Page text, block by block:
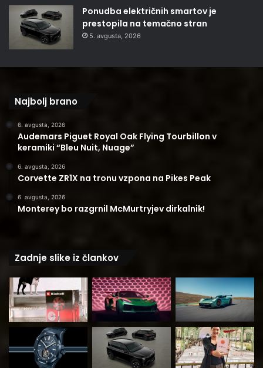
Ponudba električnih smartov je
prestopila na temačno stran
5. avgusta, 2026
Najbolj brano
6. avgusta, 2026
Audemars Piguet Royal Oak Flying Tourbillon v
keramiki “Bleu Nuit, Nuage”
6. avgusta, 2026
Corvette ZR1X na tronu vzpona na Pikes Peak
6. avgusta, 2026
Monterey bo razgrnil McMurtryjev dirkalnik!
Zadnje slike iz člankov